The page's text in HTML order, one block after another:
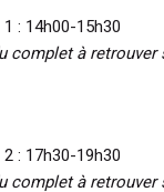
: 14h00-15h30
complet à retrouver
: 17h30-19h30
complet à retrouver